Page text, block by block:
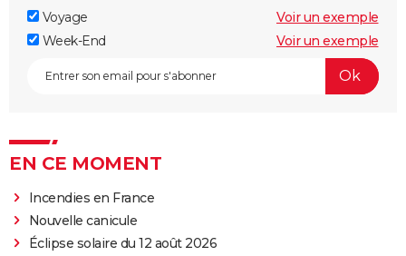
Voyage
Voir un exemple
Week-End
Voir un exemple
EN CE MOMENT
Incendies en France
Nouvelle canicule
Éclipse solaire du 12 août 2026